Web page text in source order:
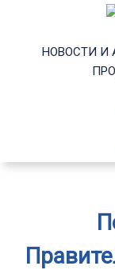
НОВОСТИ И